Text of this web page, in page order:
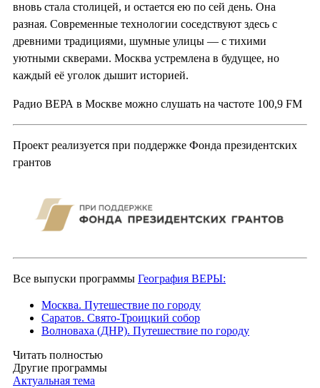
вновь стала столицей, и остается ею по сей день. Она
разная. Современные технологии соседствуют здесь с
древними традициями, шумные улицы — с тихими
уютными скверами. Москва устремлена в будущее, но
каждый её уголок дышит историей.
Радио ВЕРА в Москве можно слушать на частоте 100,9 FM
Проект реализуется при поддержке Фонда президентских
грантов
Все выпуски программы География ВЕРЫ:
Москва. Путешествие по городу
Саратов. Свято-Троицкий собор
Волноваха (ДНР). Путешествие по городу
Читать полностью
Другие программы
Актуальная тема